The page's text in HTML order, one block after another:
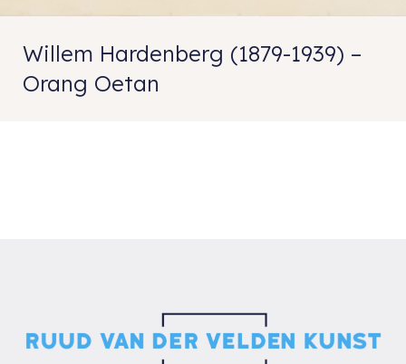
Willem Hardenberg (1879-1939) –
Orang Oetan